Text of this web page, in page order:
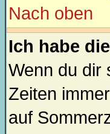
Nach oben
Ich habe
Wenn du dir
Zeiten
auf